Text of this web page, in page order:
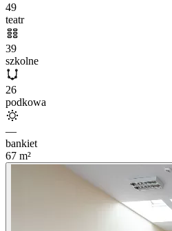
49
teatr
39
szkolne
26
podkowa
—
bankiet
67 m²